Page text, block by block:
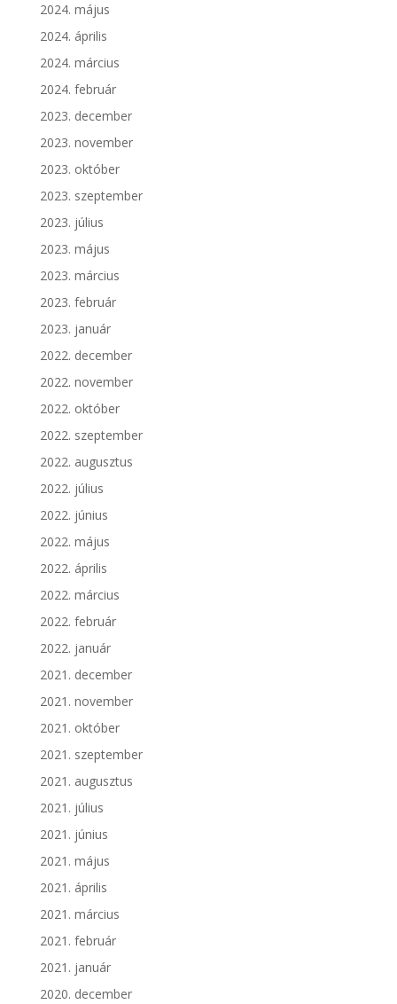
2024. május
2024. április
2024. március
2024. február
2023. december
2023. november
2023. október
2023. szeptember
2023. július
2023. május
2023. március
2023. február
2023. január
2022. december
2022. november
2022. október
2022. szeptember
2022. augusztus
2022. július
2022. június
2022. május
2022. április
2022. március
2022. február
2022. január
2021. december
2021. november
2021. október
2021. szeptember
2021. augusztus
2021. július
2021. június
2021. május
2021. április
2021. március
2021. február
2021. január
2020. december